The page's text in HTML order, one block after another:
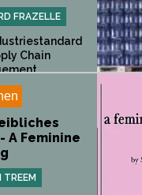
FRAZELLE
Chain
A Feminine
TREEM